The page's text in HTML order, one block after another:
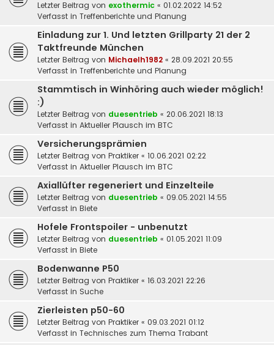
Letzter Beitrag von exothermic « 01.02.2022 14:52
Verfasst in Treffenberichte und Planung
Einladung zur 1. Und letzten Grillparty 21 der 2
Taktfreunde München
Letzter Beitrag von Michaelh1982 « 28.09.2021 20:55
Verfasst in Treffenberichte und Planung
Stammtisch in Winhöring auch wieder möglich!
:)
Letzter Beitrag von duesentrieb « 20.06.2021 18:13
Verfasst in Aktueller Plausch im BTC
Versicherungsprämien
Letzter Beitrag von Praktiker « 10.06.2021 02:22
Verfasst in Aktueller Plausch im BTC
Axiallüfter regeneriert und Einzelteile
Letzter Beitrag von duesentrieb « 09.05.2021 14:55
Verfasst in Biete
Hofele Frontspoiler - unbenutzt
Letzter Beitrag von duesentrieb « 01.05.2021 11:09
Verfasst in Biete
Bodenwanne P50
Letzter Beitrag von Praktiker « 16.03.2021 22:26
Verfasst in Suche
Zierleisten p50-60
Letzter Beitrag von Praktiker « 09.03.2021 01:12
Verfasst in Technisches zum Thema Trabant